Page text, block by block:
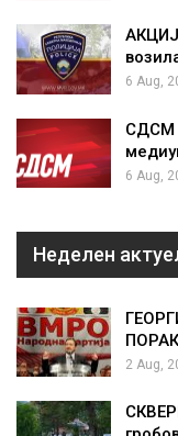
6 Aug,
СДСМ
6 Aug,
Неделен
2 Aug,